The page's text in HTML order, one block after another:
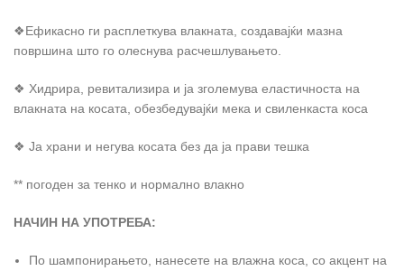
❖Ефикасно ги расплеткува влакната, создавајќи мазна
површина што го олеснува расчешлувањето.
❖ Хидрира, ревитализира и ја зголемува еластичноста на
влакната на косата, обезбедувајќи мека и свиленкаста коса
❖ Ја храни и негува косата без да ја прави тешка
** погоден за тенко и нормално влакно
НАЧИН НА УПОТРЕБА:
По шампонирањето, нанесете на влажна коса, со акцент на